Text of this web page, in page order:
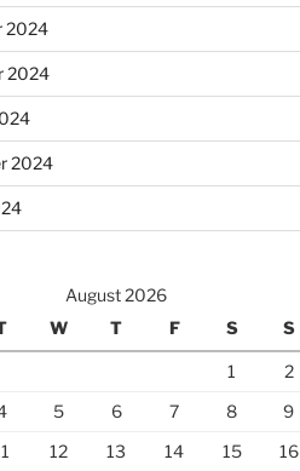
2024
2024
2024
August 2026
W T F S S
1
2
5 6 7 8
9
12 13 14 15
16